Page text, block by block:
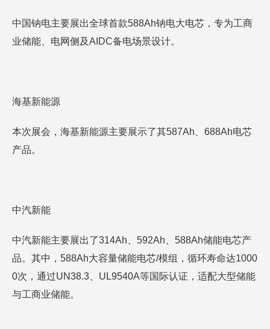
中国钠电主要展出全球首款588Ah钠电大电芯，专为工商
业储能、电网侧及AIDC备电场景设计。
海基新能源
本次展会，海基新能源主要展示了其587Ah、688Ah电芯
产品。
中汽新能
中汽新能主要展出了314Ah、592Ah、588Ah储能电芯产
品。其中，588Ah大容量储能电芯/模组，循环寿命达1000
0次，通过UN38.3、UL9540A等国际认证，适配大型储能
与工商业储能。